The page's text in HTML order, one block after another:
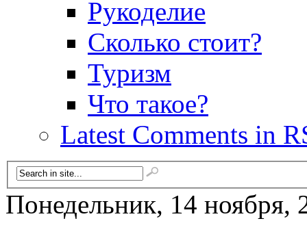
Рукоделие
Сколько стоит?
Туризм
Что такое?
Latest Comments in
Понедельник, 14 ноября,